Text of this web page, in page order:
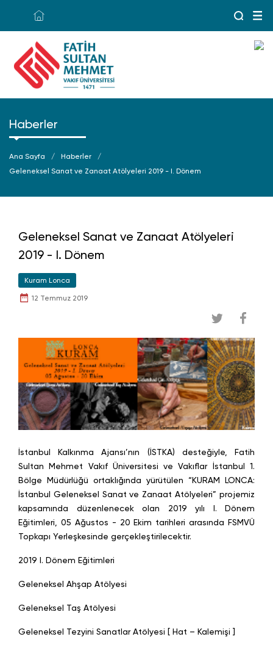
Haberler
Ana Sayfa
Haberler
Geleneksel Sanat ve Zanaat Atölyeleri 2019 - I. Dönem
Geleneksel Sanat ve Zanaat Atölyeleri
2019 - I. Dönem
Kuram Lonca
12 Temmuz 2019
İstanbul Kalkınma Ajansı’nın (İSTKA) desteğiyle, Fatih
Sultan Mehmet Vakıf Üniversitesi ve Vakıflar İstanbul 1.
Bölge Müdürlüğü ortaklığında yürütülen “KURAM LONCA:
İstanbul Geleneksel Sanat ve Zanaat Atölyeleri” projemiz
kapsamında düzenlenecek olan 2019 yılı I. Dönem
Eğitimleri, 05 Ağustos - 20 Ekim tarihleri arasında FSMVÜ
Topkapı Yerleşkesinde gerçekleştirilecektir.
2019 I. Dönem Eğitimleri
Geleneksel Ahşap Atölyesi
Geleneksel Taş Atölyesi
Geleneksel Tezyini Sanatlar Atölyesi [ Hat – Kalemişi ]